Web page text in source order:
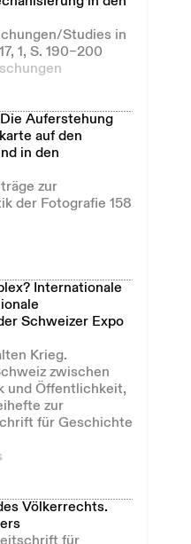
Studies in
1, S. 190–200
Auferstehung
auf den
in den
zur
der Fotografie 158
Internationale
Schweizer Expo
Krieg.
zwischen
und Öffentlichkeit,
zur
für Geschichte
Völkerrechts.